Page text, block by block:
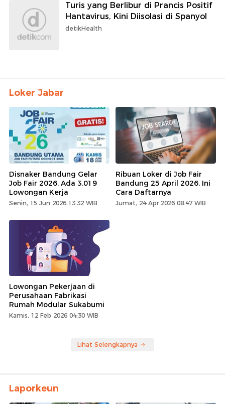
Turis yang Berlibur di Prancis Positif
Hantavirus, Kini Diisolasi di Spanyol
detikHealth
Loker Jabar
Disnaker Bandung Gelar
Job Fair 2026, Ada 3.019
Lowongan Kerja
Senin, 15 Jun 2026 13:32 WIB
Ribuan Loker di Job Fair
Bandung 25 April 2026, Ini
Cara Daftarnya
Jumat, 24 Apr 2026 08:47 WIB
Lowongan Pekerjaan di
Perusahaan Fabrikasi
Rumah Modular Sukabumi
Kamis, 12 Feb 2026 04:30 WIB
Lihat Selengkapnya
Laporkeun